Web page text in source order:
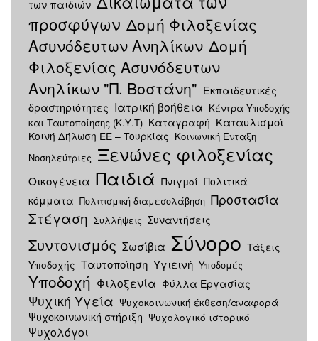
των παιδιών
προσφύγων Δομή Φιλοξενίας
Ασυνόδευτων Ανηλίκων Δομή
Φιλοξενίας Ασυνόδευτων
Ανηλίκων "Π. Βοστάνη" Εκπαιδευτικές
δραστηριότητες Ιατρική βοήθεια Κέντρα Υποδοχής
και Ταυτοποίησης (Κ.Υ.Τ) Καταγραφή Καταυλισμοί
Κοινή Δήλωση ΕΕ – Τουρκίας Κοινωνική Ένταξη
Νοσηλεύτριες Ξενώνες φιλοξενίας
Οικογένεια Παιδιά Πνιγμοί Πολιτικά
κόμματα Πολιτισμική διαμεσολάβηση Προστασία
Στέγαση Συλλήψεις Συναντήσεις
Συντονισμός Σωσίβια Σύνορο Τάξεις
Υποδοχής Ταυτοποίηση Υγιεινή Υποδομές
Υποδοχή Φιλοξενία Φύλλα Εργασίας
Ψυχική Υγεία Ψυχοκοινωνική έκθεση/αναφορά
Ψυχοκοινωνική στήριξη Ψυχολογικό ιστορικό
Ψυχολόγοι